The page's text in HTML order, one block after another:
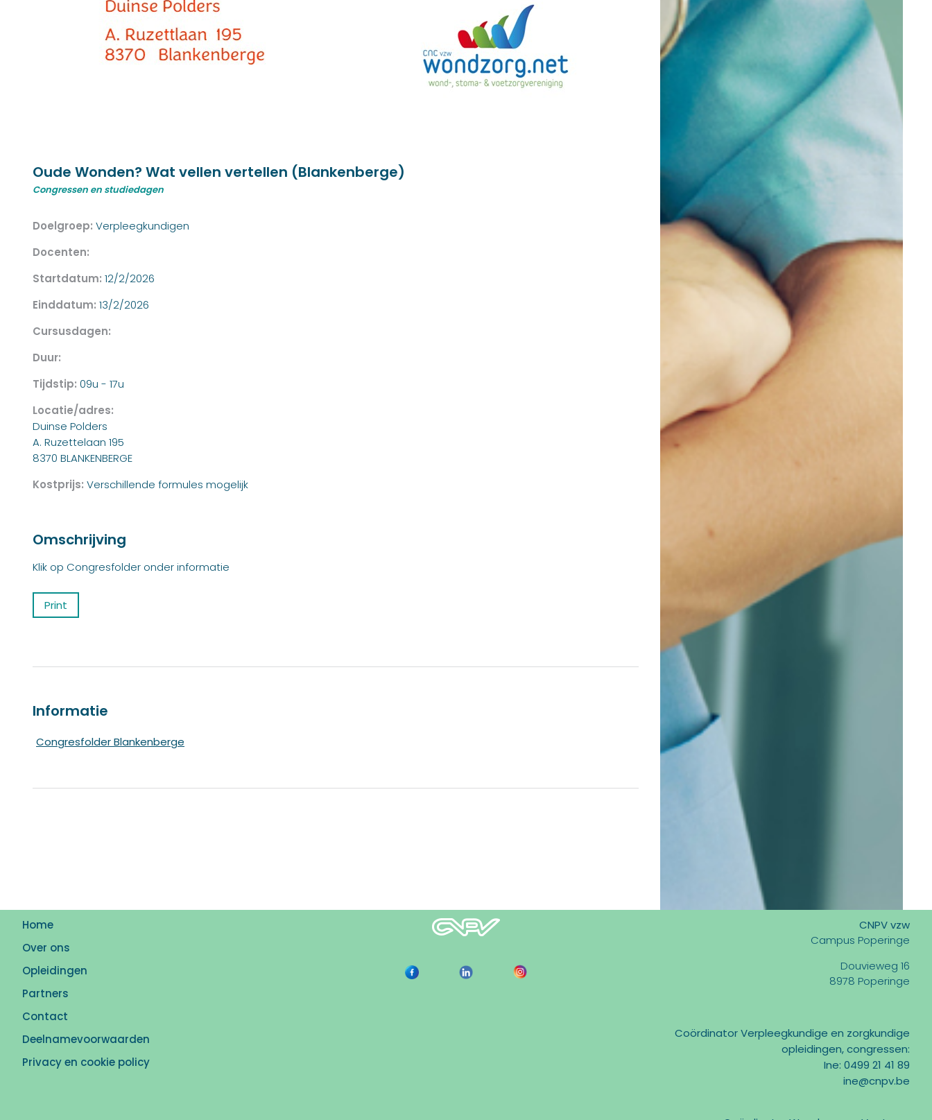
Oude Wonden? Wat vellen vertellen (Blankenberge)
Congressen en studiedagen
Doelgroep: Verpleegkundigen
Docenten:
Startdatum: 12/2/2026
Einddatum: 13/2/2026
Cursusdagen:
Duur:
Tijdstip: 09u - 17u
Locatie/adres:
Duinse Polders
A. Ruzettelaan 195
8370 BLANKENBERGE
Kostprijs: Verschillende formules mogelijk
Omschrijving
Klik op Congresfolder onder informatie
Print
Informatie
Congresfolder Blankenberge
Home
Over ons
Opleidingen
Partners
Contact
Deelnamevoorwaarden
Privacy en cookie policy
CNPV vzw
Campus Poperinge
Douvieweg 16
8978 Poperinge
Coördinator Verpleegkundige en zorgkundige
opleidingen, congressen:
Ine: 0499 21 41 89
ine@cnpv.be